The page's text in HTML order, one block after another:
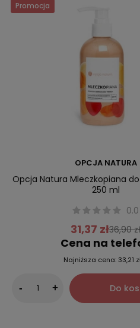
Promocja
OPCJA NATURA
Opcja Natura Mleczkopiana
250 ml
0.0
31,37 zł36,90 zł
Cena na
Najniższa cena: 33,21
- + Do